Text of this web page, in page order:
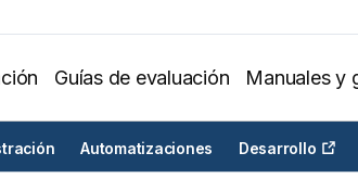
Guías de evaluación Manuales y
Automatizaciones Desarrollo